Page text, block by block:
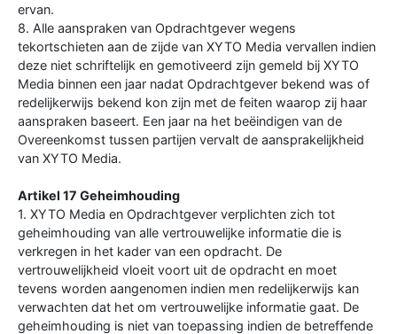
ervan.
8. Alle aanspraken van Opdrachtgever wegens
tekortschieten aan de zijde van XYTO Media vervallen indien
deze niet schriftelijk en gemotiveerd zijn gemeld bij XYTO
Media binnen een jaar nadat Opdrachtgever bekend was of
redelijkerwijs bekend kon zijn met de feiten waarop zij haar
aanspraken baseert. Een jaar na het beëindigen van de
Overeenkomst tussen partijen vervalt de aansprakelijkheid
van XYTO Media.
Artikel 17 Geheimhouding
1. XYTO Media en Opdrachtgever verplichten zich tot
geheimhouding van alle vertrouwelijke informatie die is
verkregen in het kader van een opdracht. De
vertrouwelijkheid vloeit voort uit de opdracht en moet
tevens worden aangenomen indien men redelijkerwijs kan
verwachten dat het om vertrouwelijke informatie gaat. De
geheimhouding is niet van toepassing indien de betreffende